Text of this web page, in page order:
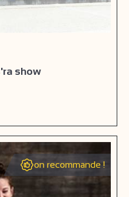
show
on recommande !